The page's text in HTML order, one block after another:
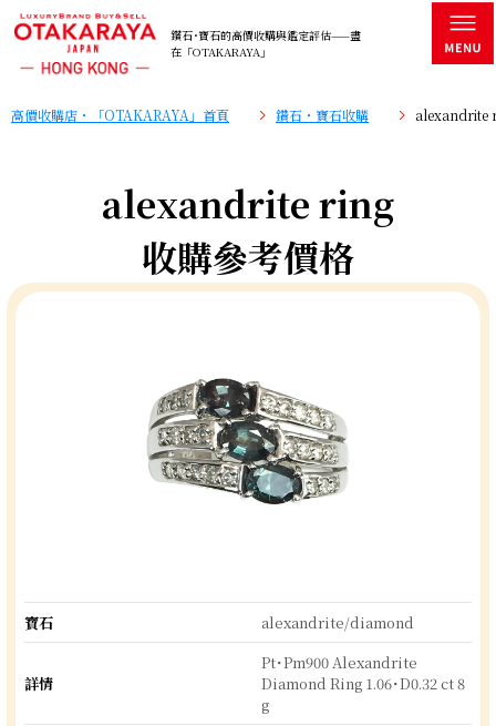
鑽石･寶石的高價收購與鑑定評估——盡
在「OTAKARAYA」
高價收購店・「OTAKARAYA」首頁 鑽石・寶石收購 alexandrite
alexandrite ring
收購參考價格
寶石 alexandrite/diamond
詳情
Pt･Pm900 Alexandrite
Diamond Ring 1.06･D0.32 ct 8
g